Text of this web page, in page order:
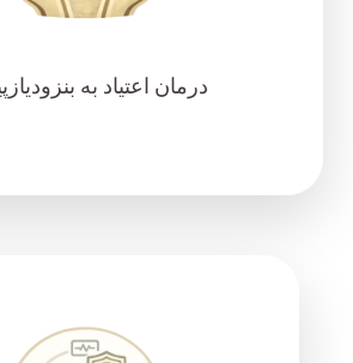
درمان اعتیاد به